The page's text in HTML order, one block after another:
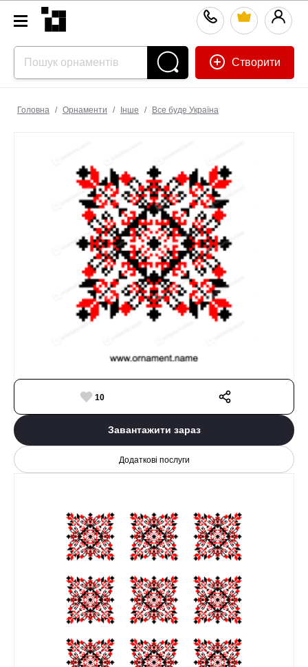
Створити
Головна / Орнаменти / Інше / Все буде Україна
10
Завантажити зараз
Додаткові послуги